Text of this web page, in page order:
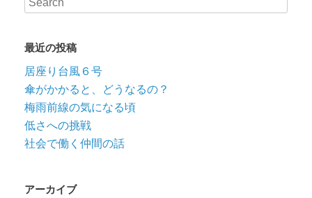
最近の投稿
居座り台風６号
傘がかかると、どうなるの？
梅雨前線の気になる頃
低さへの挑戦
社会で働く仲間の話
アーカイブ